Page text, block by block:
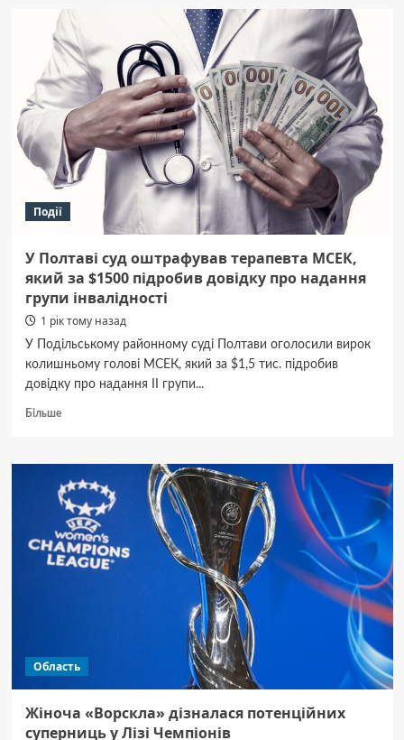
затримало
заступника
начальника
поліції
Полтавщини
Бориса
Реутова:
що
відомо
Події
У Полтаві суд оштрафував терапевта МСЕК,
який за $1500 підробив довідку про надання
групи інвалідності
1 рік тому назад
У Подільському районному суді Полтави оголосили вирок
колишньому голові МСЕК, який за $1,5 тис. підробив
довідку про надання II групи...
БільшеДокладніше
Полтаві
суд
оштрафував
терапевта
МСЕК,
який
за
групи
Область
Жіноча «Ворскла» дізналася потенційних
суперниць у Лізі Чемпіонів